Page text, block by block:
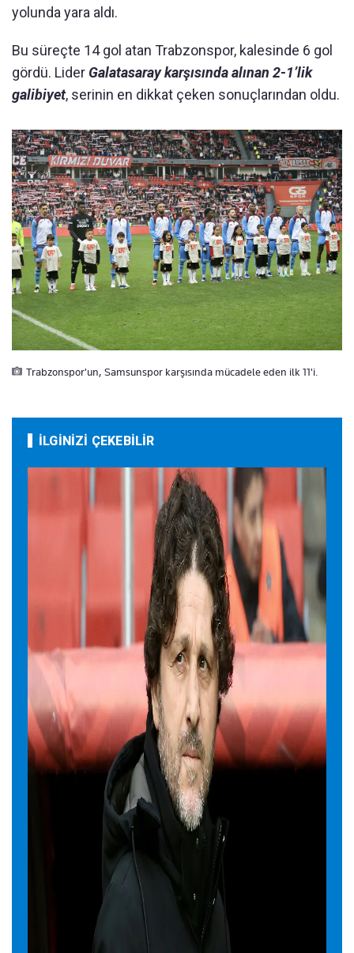
yolunda yara aldı.
Bu süreçte 14 gol atan Trabzonspor, kalesinde 6 gol
gördü. Lider Galatasaray karşısında alınan 2-1’lik
galibiyet, serinin en dikkat çeken sonuçlarından oldu.
Trabzonspor'un, Samsunspor karşısında mücadele eden ilk 11'i.
İLGİNİZİ ÇEKEBİLİR